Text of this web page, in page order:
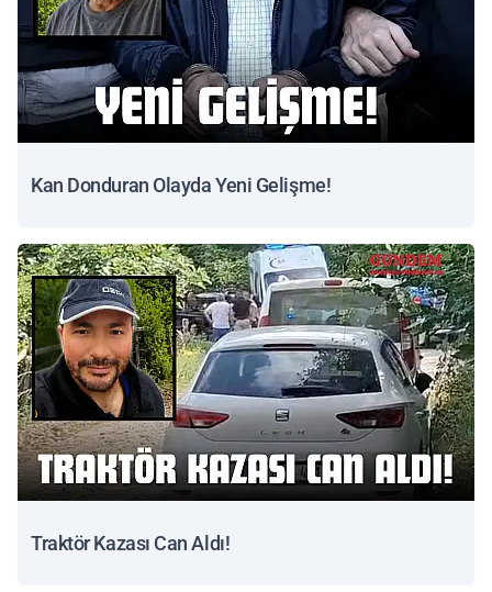
Kan Donduran Olayda Yeni Gelişme!
Traktör Kazası Can Aldı!